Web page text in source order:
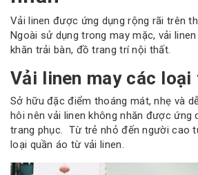
Vải linen được ứng dụng rộng rãi trên
Ngoài sử dụng trong may mặc, vải
khăn trải bàn, đồ trang trí nội thất.
Vải linen may các
Sở hữu đặc điểm thoáng mát, nhẹ và
hôi nên vải linen không nhăn được ứng
trang phục. Từ trẻ nhỏ đến người cao
loại quần áo từ vải linen.